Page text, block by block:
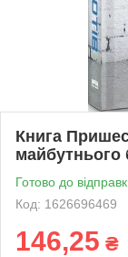
Книга
майбутнього
Готово до
Код: 1626696469
146,25 ₴